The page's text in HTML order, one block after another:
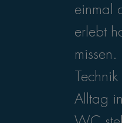
einmal
erlebt
Alltag